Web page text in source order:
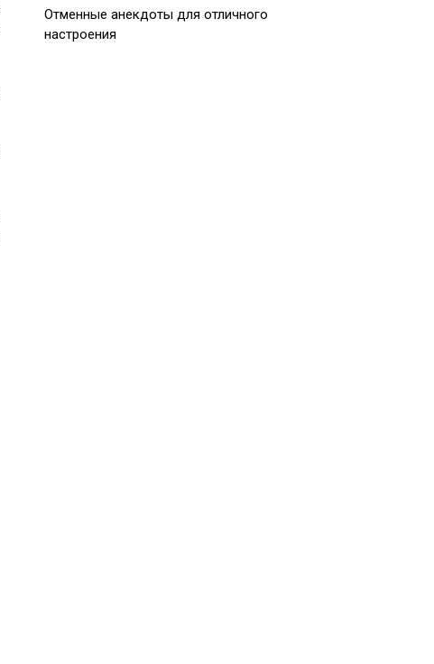
Отменные анекдоты для отличного
настроения